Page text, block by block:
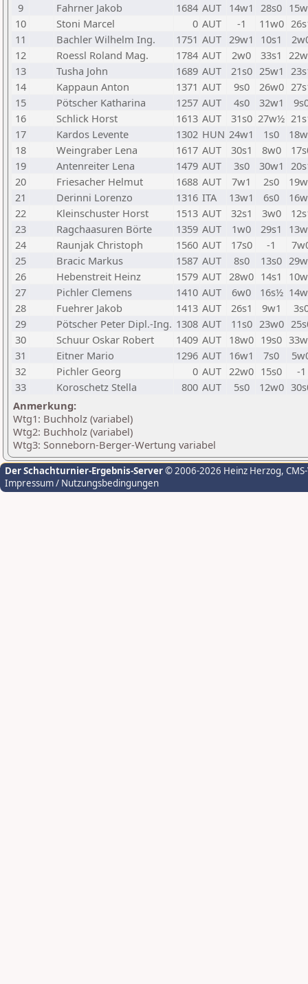
9
Fahrner Jakob 1684 AUT 14w1 28s0
10
Stoni Marcel 0 AUT -1 11w0
11
Bachler Wilhelm Ing. 1751 AUT 29w1 10s1
12
Roessl Roland Mag. 1784 AUT 2w0 33s1
13
Tusha John 1689 AUT 21s0 25w1
14
Kappaun Anton 1371 AUT 9s0 26w0
15
Pötscher Katharina 1257 AUT 4s0 32w1
16
Schlick Horst 1613 AUT 31s0 27w½
17
Kardos Levente 1302 HUN 24w1 1s0
18
Weingraber Lena 1617 AUT 30s1 8w0
19
Antenreiter Lena 1479 AUT 3s0 30w1
20
Friesacher Helmut 1688 AUT 7w1 2s0
21
Derinni Lorenzo 1316 ITA 13w1 6s0
22
Kleinschuster Horst 1513 AUT 32s1 3w0
23
Ragchaasuren Börte 1359 AUT 1w0 29s1
24
Raunjak Christoph 1560 AUT 17s0 -1
25
Bracic Markus 1587 AUT 8s0 13s0
26
Hebenstreit Heinz 1579 AUT 28w0 14s1
27
Pichler Clemens 1410 AUT 6w0 16s½
28
Fuehrer Jakob 1413 AUT 26s1 9w1
29
Pötscher Peter Dipl.-Ing. 1308 AUT 11s0 23w0
30
Schuur Oskar Robert 1409 AUT 18w0 19s0
31
Eitner Mario 1296 AUT 16w1 7s0
32
Pichler Georg 0 AUT 22w0 15s0
-1
33
Koroschetz Stella 800 AUT 5s0 12w0
Anmerkung:
Wtg1: Buchholz (variabel)
Wtg2: Buchholz (variabel)
Wtg3: Sonneborn-Berger-Wertung variabel
Der Schachturnier-Ergebnis-Server© 2006-2026 Heinz Herzog,
Impressum / Nutzungsbedingungen